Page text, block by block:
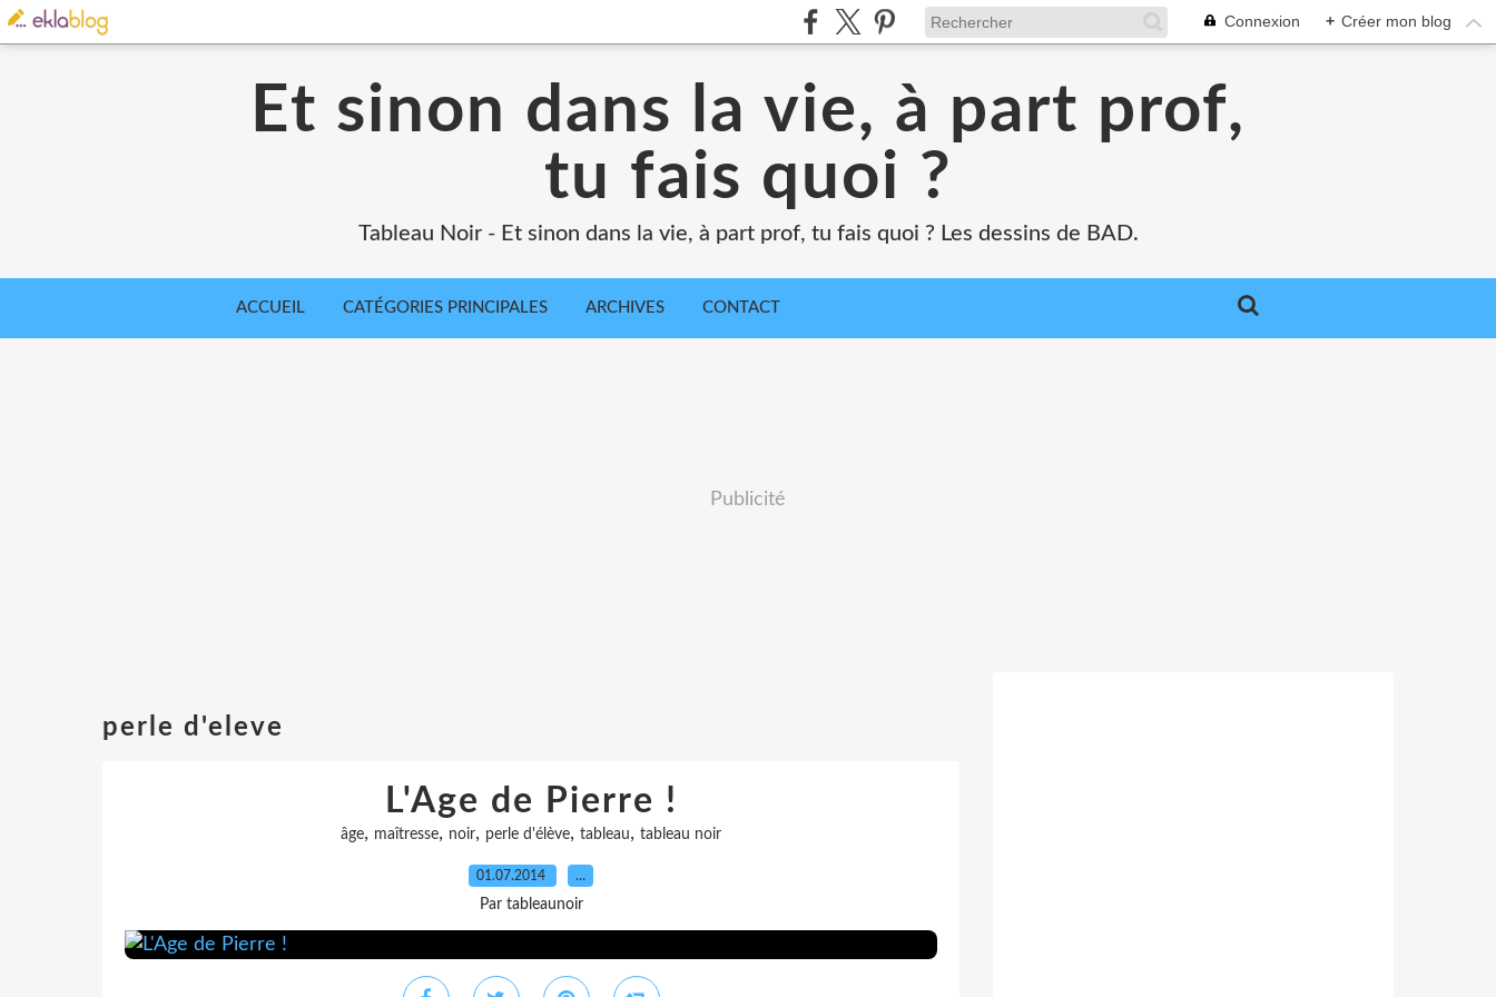
Connexion + Créer mon blog
Et sinon dans la vie, à part prof,
tu fais quoi ?
Tableau Noir - Et sinon dans la vie, à part prof, tu fais quoi ? Les dessins de BAD.
ACCUEIL CATÉGORIES PRINCIPALES ARCHIVES CONTACT
Publicité
perle d'eleve
L'Age de Pierre !
âge, maîtresse, noir, perle d'élève, tableau, tableau noir
01.07.2014 …
Par tableaunoir